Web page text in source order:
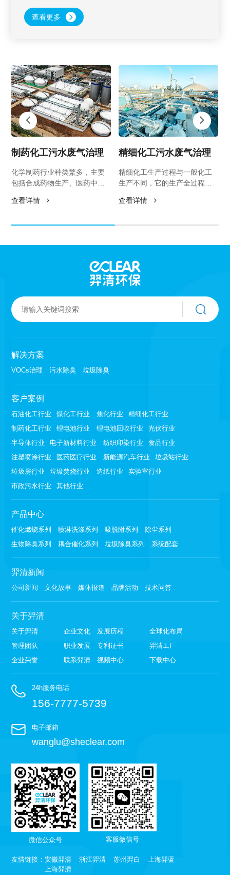
浓度更低甚至为零；（3）恶臭物种类多，成分复杂，往
往需多种处理工艺配合使用。
查看更多
制药化工污水废气治理
化学制药行业种类繁多，主要
包括合成药物生产、医药中间
生产。在生产过程中使用大量
苯）作为原料，造成废水中含
体，此类废水成份复杂、有机
含盐量高，在废水处理过程中
会挥发和逸散出来，主要成份
类、酯类、酚类等。
查看详情
精细化工污水废气治理
精细化工生产过程与一般化工
生产不同，它的生产全过程，
物质中分离、提取），而且还
个部分组成。其中化学合成过
中间体，再制成医药、染料、
剂、香料等各种精细化学品。
查看详情
解决方案
VOCs治理 污水除臭 垃圾除臭
客户案例
石油化工行业 煤化工行业 焦化行业
精细化工行业
制药化工行业
锂电池行业 锂电池回收行业
光伏行业
半导体行业
电子新材料行业 纺织印染行业
食品行业
注塑喷涂行业
医药医疗行业 新能源汽车行业
垃圾站行业
垃圾房行业
垃圾焚烧行业 造纸行业
实验室行业
市政污水行业
其他行业
产品中心
催化燃烧系列 喷淋洗涤系列 吸脱附系列
除尘系列
生物除臭系列
耦合催化系列 垃圾除臭系列 系统配套
羿清新闻
公司新闻 文化故事 媒体报道 品牌活动 技术问答
关于羿清
关于羿清 企业文化 发展历程
全球化布局
管理团队
职业发展 专利证书
羿清工厂
企业荣誉
联系羿清 视频中心 下载中心
24h服务电话
156-7777-5739
电子邮箱
wanglu@sheclear.com
微信公众号 客服微信号
友情链接：安徽羿清 浙江羿清 苏州羿白
上海羿蓝
上海羿清